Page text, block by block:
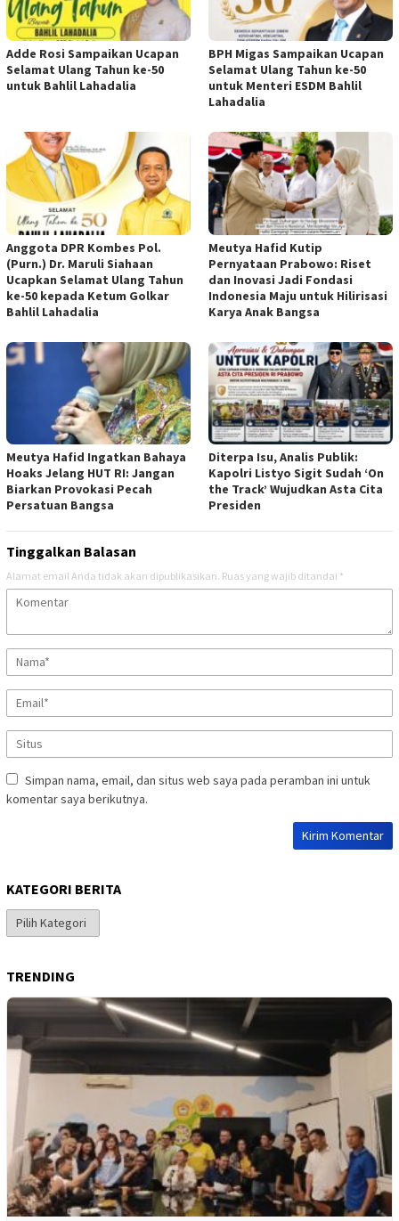
Adde Rosi Sampaikan Ucapan
Selamat Ulang Tahun ke-50
untuk Bahlil Lahadalia
BPH Migas Sampaikan Ucapan
Selamat Ulang Tahun ke-50
untuk Menteri ESDM Bahlil
Lahadalia
Anggota DPR Kombes Pol.
(Purn.) Dr. Maruli Siahaan
Ucapkan Selamat Ulang Tahun
ke-50 kepada Ketum Golkar
Bahlil Lahadalia
Meutya Hafid Kutip
Pernyataan Prabowo: Riset
dan Inovasi Jadi Fondasi
Indonesia Maju untuk Hilirisasi
Karya Anak Bangsa
Meutya Hafid Ingatkan Bahaya
Hoaks Jelang HUT RI: Jangan
Biarkan Provokasi Pecah
Persatuan Bangsa
Diterpa Isu, Analis Publik:
Kapolri Listyo Sigit Sudah ‘On
the Track’ Wujudkan Asta Cita
Presiden
Tinggalkan Balasan
Alamat email Anda tidak akan dipublikasikan. Ruas yang wajib ditandai *
Simpan nama, email, dan situs web saya pada peramban ini untuk
komentar saya berikutnya.
KATEGORI BERITA
Kategori
Berita
TRENDING